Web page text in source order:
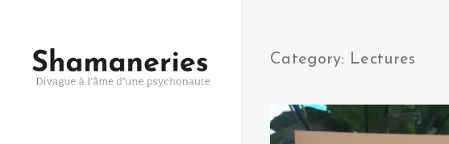
Category: Lectures